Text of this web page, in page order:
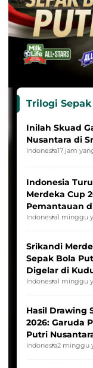
Trilogi
Inilah Skuad
Nusantara di
Indonesia17 jam
Indonesia
Merdeka Cup
Pemantauan
League
Indonesia1 minggu
Srikandi
Sepak Bola
Digelar di
Indonesia1 minggu
Hasil Drawing
2026: Garuda
Putri
Indonesia2 minggu